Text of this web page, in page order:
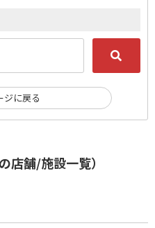
店舗/施設一覧）
ジに戻る